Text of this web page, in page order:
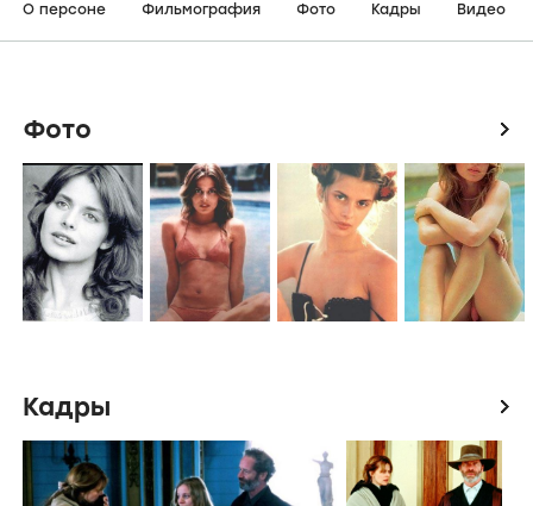
О персоне Фильмография Фото Кадры Видео
Фото icon
Кадры icon